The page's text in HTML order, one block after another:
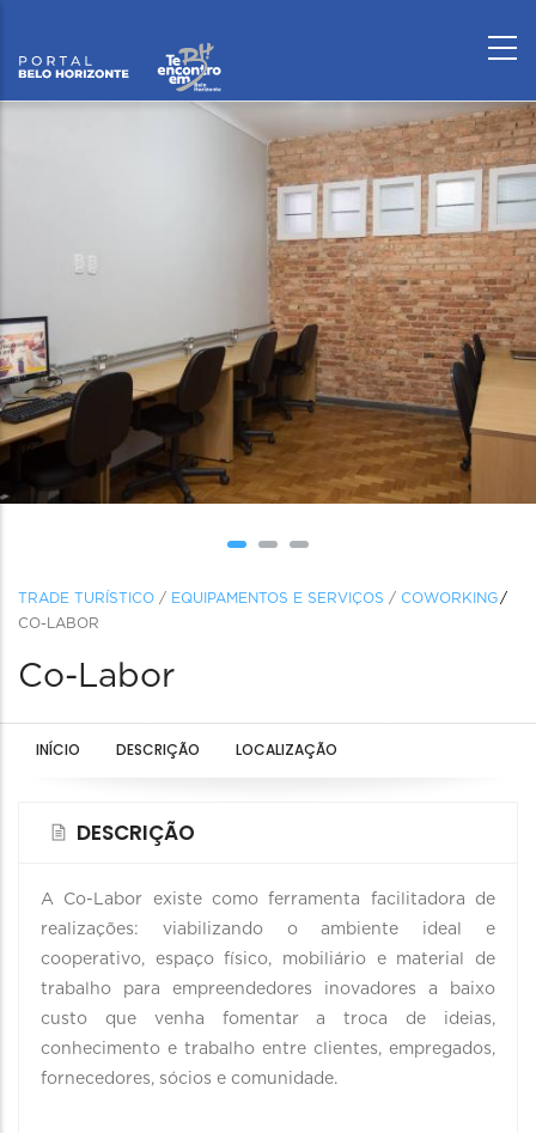
TRADE TURÍSTICO / EQUIPAMENTOS E SERVIÇOS / COWORKING
CO-LABOR
Co-Labor
INÍCIO DESCRIÇÃO LOCALIZAÇÃO
DESCRIÇÃO
A Co-Labor existe como ferramenta facilitadora de
realizações: viabilizando o ambiente ideal e
cooperativo, espaço físico, mobiliário e material de
trabalho para empreendedores inovadores a baixo
custo que venha fomentar a troca de ideias,
conhecimento e trabalho entre clientes, empregados,
fornecedores, sócios e comunidade.